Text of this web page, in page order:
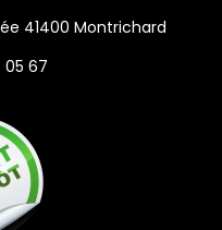
41400 Montrichard
05 67